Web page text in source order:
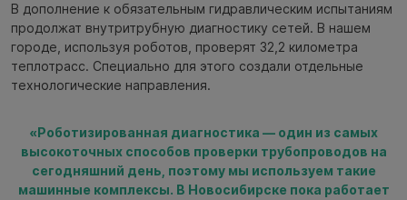
В дополнение к обязательным гидравлическим испытаниям
продолжат внутритрубную диагностику сетей. В нашем
городе, используя роботов, проверят 32,2 километра
теплотрасс. Специально для этого создали отдельные
технологические направления.
«Роботизированная диагностика — один из самых
высокоточных способов проверки трубопроводов на
сегодняшний день, поэтому мы используем такие
машинные комплексы. В Новосибирске пока работает